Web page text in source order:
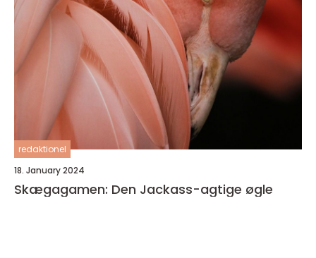
redaktionel
18. January 2024
Skægagamen: Den Jackass-agtige øgle